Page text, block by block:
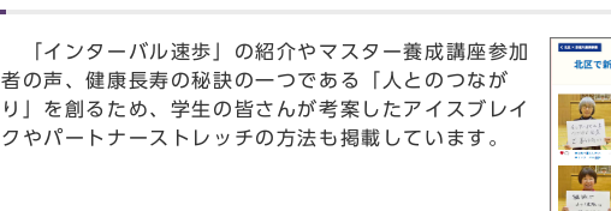
「インターバル速歩」の紹介やマスター養成講座参加
者の声、健康長寿の秘訣の一つである「人とのつなが
り」を創るため、学生の皆さんが考案したアイスブレイ
クやパートナーストレッチの方法も掲載しています。